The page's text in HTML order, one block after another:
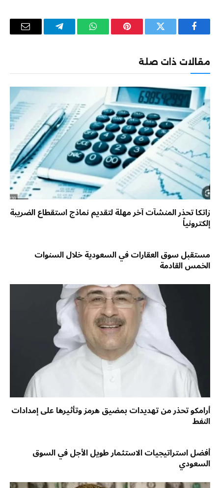
فيسبوك تويتر بينتيريستواتساب تيلقرام
البريد
مقالات ذات صلة
زاتكا تحذر المنشآت آخر مهلة لتقديم نماذج استقطاع الضريبة
إلكترونياً
مستقبل سوق العقارات في السعودية خلال السنوات
الخمس القادمة
أرامكو تحذر من تهديدات بمضيق هرمز وتأثيرها على إمدادات
النفط
أفضل استراتيجيات الاستثمار طويل الأجل في السوق
السعودي